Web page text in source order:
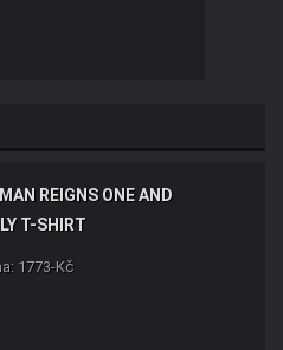
REIGNS ONE AND
T-SHIRT
1773-Kč